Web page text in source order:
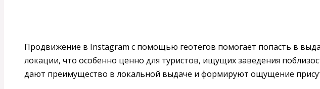
Продвижение в Instagram с помощью геотегов помогает попасть в
локации, что особенно ценно для туристов, ищущих заведения
дают преимущество в локальной выдаче и формируют ощущение